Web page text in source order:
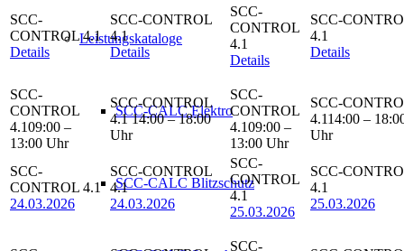
Leistungskataloge
SCC-CALC Elektro
SCC-CALC Blitzschutz
Details Details
Details
Details
09:00 –
13:00 Uhr
14:00 – 18:00
Uhr
09:00 –
13:00 Uhr
14:00 –
Uhr
24.03.2026 24.03.2026
25.03.2026
25.03.2026